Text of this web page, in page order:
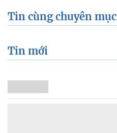
Tin cùng chuyên mục
Tin mới